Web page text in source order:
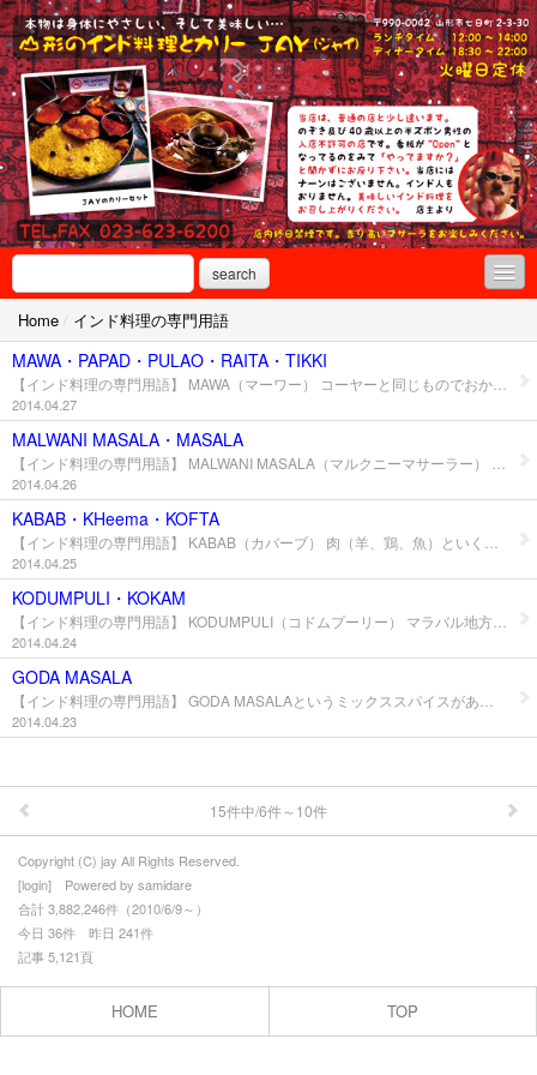
search
----------
はじめての方へ
インド料理教室
インド料理教室（山形）
インド料理教室（東京）
我が師 松山俊太郎さんのこと
インド料理ゴールデンルール
インド料理の専門用語
５０ ＧＲＥＡＴ ＯＦ ＩＮＤＩＡ
お問合せ
Home / インド料理の専門用語
MAWA・PAPAD・PULAO・RAITA・TIKKI
2014.04.27
MALWANI MASALA・MASALA
2014.04.26
KABAB・KHeema・KOFTA
2014.04.25
KODUMPULI・KOKAM
2014.04.24
GODA MASALA
2014.04.23
15件中/6件～10件
Copyright (C) jay All Rights Reserved.
[login] Powered by samidare
合計 3,882,246件（2010/6/9～）
今日 36件 昨日 241件
記事 5,121頁
HOME TOP